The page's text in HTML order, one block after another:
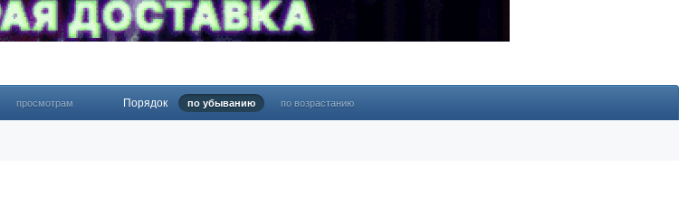
просмотрам Порядок по убыванию по возрастанию